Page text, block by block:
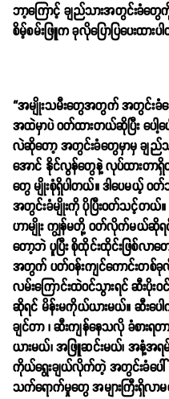
ဘာ့ကြောင့် ချည်သားအတွင်းခံ
စိမ့်စမ်းဖြူက ခုလိုပြောပြပေးထား
“အမျိုးသမီးတွေအတွက် အတွင်းခံ‌ဘ
အထဲမှာပဲ ဝတ်ထားတယ်ဆိုပြီး ပေါ့ပ
လဲဆိုတော့ အတွင်းခံတွေမှာမှ ချ
အောင် နိုင်လွန်တွေနဲ့ လုပ်ထားတာ
တွေ မျိုးစုံရှိပါတယ်။ ဒါပေမယ့်
အတွင်းခံမျိုးကို ပိုပြီးဝတ်သင့်တ
ဟာမျိုး ကျွန်မတို့ ဝတ်လိုက်မယ်ဆို
တော့ဘဲ ပူပြီး စိုထိုင်းထိုင်းဖြစ်လာ
အတွက် ပတ်ဝန်းကျင်ကောင်းတစ်ခုလို
လမ်းကြောင်းထဲဝင်သွားရင် ဆီးပို
ဆိုရင် မိန်းမကိုယ်ယားမယ်။ ဆီးပေ
ချင်တာ ၊ ဆီးကျန်နေသလို ခံစားရ
ယားမယ်၊ အဖြူဆင်းမယ်၊ အနံ့အရ
ကိုယ်ရွေးချယ်လိုက်တဲ့ အတွင်းခံပေါ်
သက်ရောက်မှုတွေ အများကြီးရှိလာ